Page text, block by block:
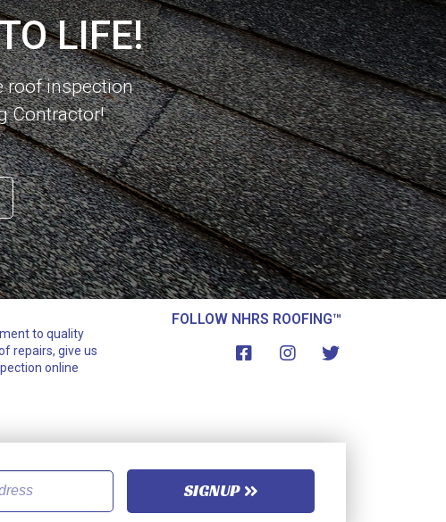
LIFE!
roof inspection
Contractor!
to quality
repairs, give us
online
FOLLOW NHRS ROOFING™
SIGNUP